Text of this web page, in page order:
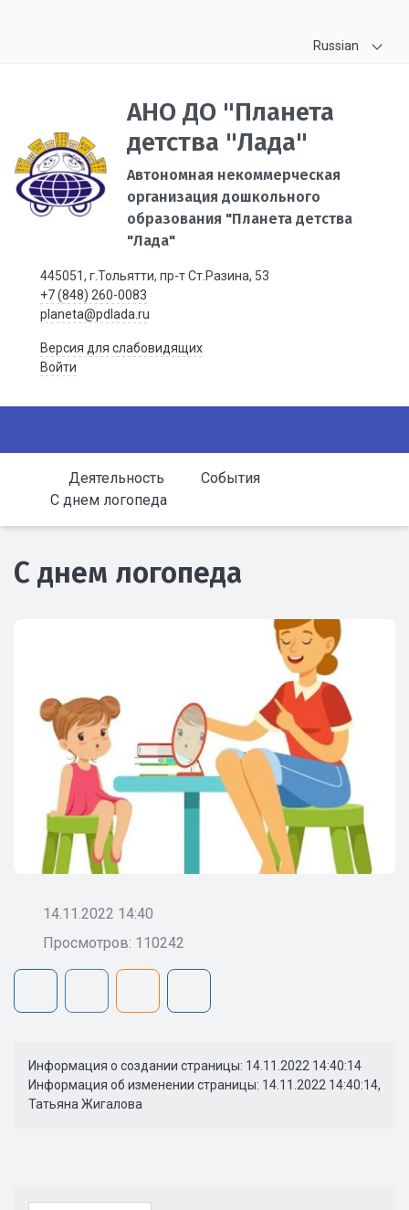
Russian
АНО ДО "Планета
детства "Лада"
Автономная некоммерческая
организация дошкольного
образования "Планета детства
"Лада"
445051, г.Тольятти, пр-т Ст.Разина, 53
+7 (848) 260-0083
planeta@pdlada.ru
Версия для слабовидящих
Войти
Деятельность
События
С днем логопеда
С днем логопеда
14.11.2022 14:40
Просмотров: 110242
Информация о создании страницы: 14.11.2022 14:40:14
Информация об изменении страницы: 14.11.2022 14:40:14,
Татьяна Жигалова